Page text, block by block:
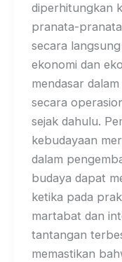
diperhitungkan
pranata-
secara
ekonomi dan
mendasar
secara
sejak dahulu.
kebudayaan
dalam
budaya dapat
ketika pada
martabat dan
tantangan
memastikan